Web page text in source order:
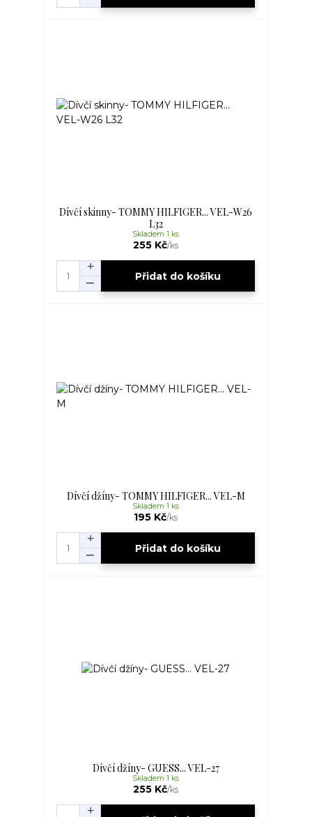
Dívčí skinny- TOMMY HILFIGER... VEL-W26
L32
255 Kč/ks
Skladem 1 ks
Přidat do košíku
Dívčí džíny- TOMMY HILFIGER... VEL-M
195 Kč/ks
Skladem 1 ks
Přidat do košíku
Dívčí džíny- GUESS... VEL-27
255 Kč/ks
Skladem 1 ks